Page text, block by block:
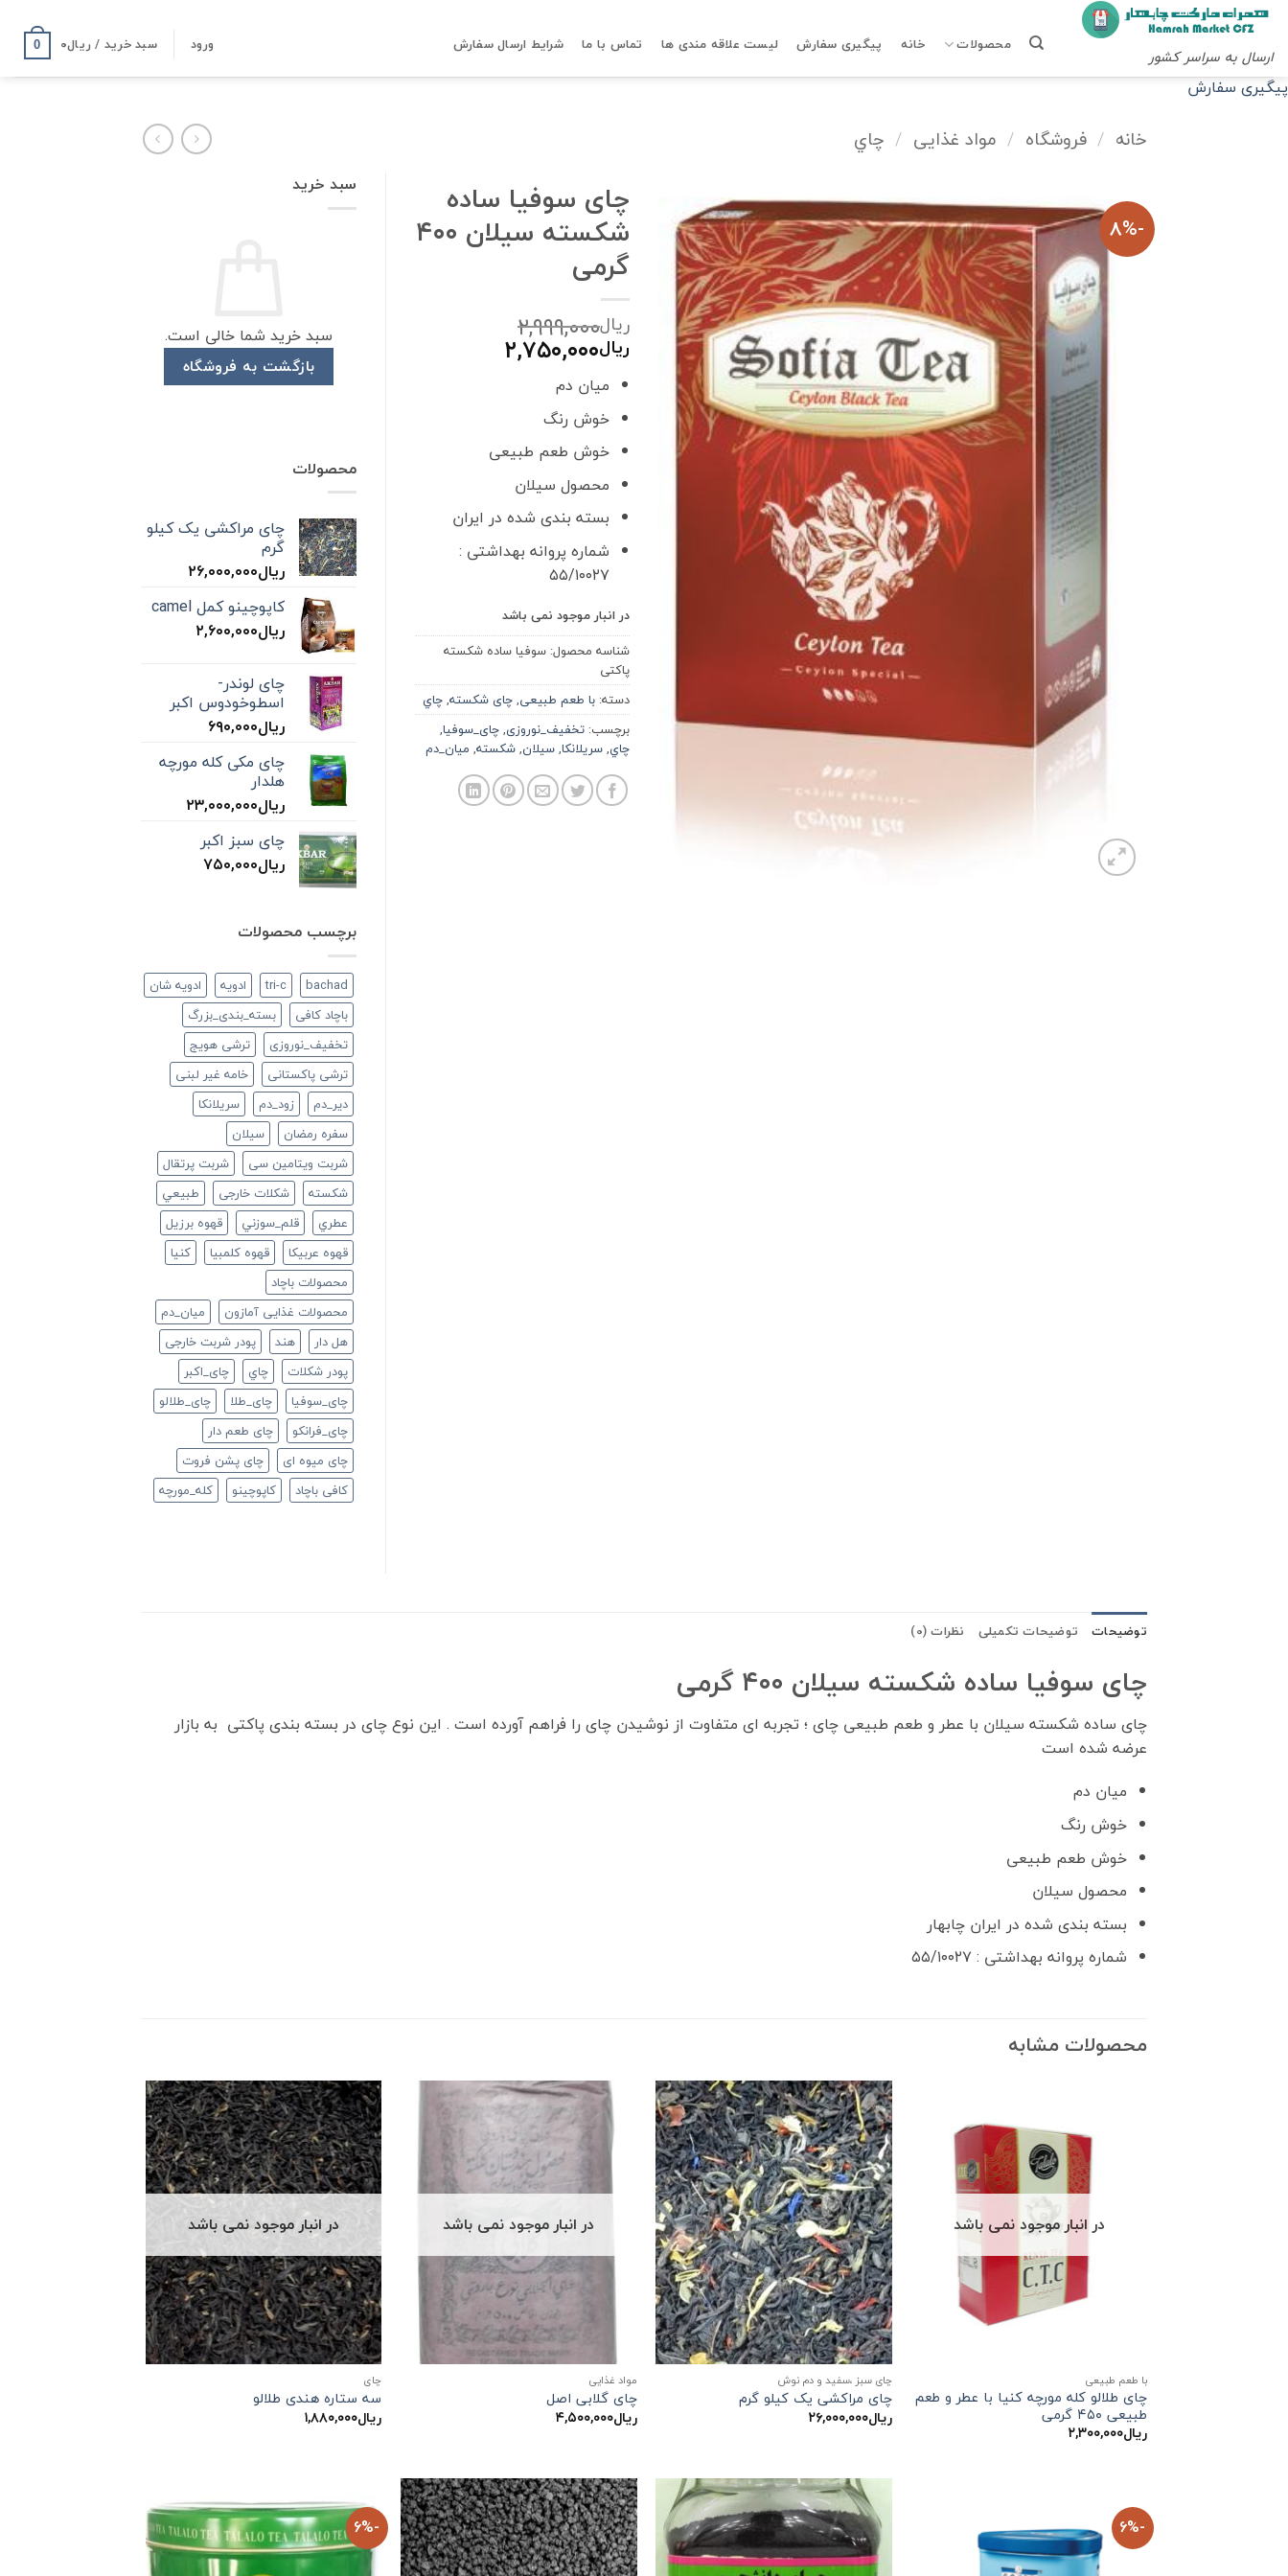
Skip
content
ارسال به سراسر کشور
محصولات خانه پیگیری سفارش لیست علاقه مندی ها تماس با ما شرایط ارسال سفارش ورود سبد خرید / ریال۰ 0
پیگیری سفارش
خانه / فروشگاه / مواد غذایی / چاي
-8%
چای سوفیا ساده
شکسته سیلان ۴۰۰
گرمی
ریال۲,۹۹۹,۰۰۰
قیمت
اصلی:
ریال۲,۹۹۹,۰۰۰
بود.
ریال۲,۷۵۰,۰۰۰
میان دم
خوش رنگ
خوش طعم طبیعی
محصول سیلان
بسته بندی شده در ایران
شماره پروانه بهداشتی :
۵۵/۱۰۰۲۷
در انبار موجود نمی باشد
شناسه محصول: سوفيا ساده شكسته
پاکتی
دسته: با طعم طبیعی,چای شکسته,چاي
برچسب: تخفیف_نوروزی,چای_سوفیا,
چاي,سريلانكا,سيلان,شكسته, ميان_دم
سبد خرید
سبد خرید شما خالی است.
بازگشت به فروشگاه
محصولات
چای مراکشی یک کیلو
گرم
ریال۲۶,۰۰۰,۰۰۰
کاپوچینو کمل camel
ریال۲,۶۰۰,۰۰۰
چای لوندر-
اسطوخودوس اکبر
ریال۶۹۰,۰۰۰
چای مکی کله مورچه
هلدار
ریال۲۳,۰۰۰,۰۰۰
چای سبز اکبر
ریال۷۵۰,۰۰۰
برچسب محصولات
bachad
tri-c ادویه
ادویه شان
باچاد کافی
بسته_بندی_بزرگ
تخفیف_نوروزی
ترشی هویج
ترشی پاکستانی
خامه غیر لبنی
دير_دم
زود_دم
سريلانكا
سفره رمضان
سيلان
شربت ویتامین سی
شربت پرتقال
شكسته
شکلات خارجی
طبيعي
عطري
قلم_سوزني
قهوه برزیل
قهوه عربیکا
قهوه کلمبیا
كنيا
محصولات باچاد
محصولات غذایی آمازون
ميان_دم
هل دار
هند
پودر شربت خارجی
پودر شکلات
چاي
چای_اکبر
چای_سوفیا
چای_طلا
چای_طلالو
چای_فرانكو
چای طعم دار
چای میوه ای
چای پشن فروت
کافی باچاد
کاپوچینو کله_مورچه
توضیحات توضیحات تکمیلی نظرات (0)
چای سوفیا ساده شکسته سیلان ۴۰۰ گرمی
چای ساده شکسته سیلان با عطر و طعم طبیعی چای ؛ تجربه ای متفاوت از نوشیدن چای را فراهم آورده است . این نوع چای در بسته بندی پاکتی به بازار
عرضه شده است
میان دم
خوش رنگ
خوش طعم طبیعی
محصول سیلان
بسته بندی شده در ایران چابهار
شماره پروانه بهداشتی : ۵۵/۱۰۰۲۷
محصولات مشابه
در انبار موجود نمی باشد
با طعم طبیعی
چای طلالو کله مورچه کنیا با عطر و طعم
طبیعی ۴۵۰ گرمی
ریال۲,۳۰۰,۰۰۰
چای سبز ،سفید و دم نوش
چای مراکشی یک کیلو گرم
ریال۲۶,۰۰۰,۰۰۰
در انبار موجود نمی باشد
مواد غذایی
چای گلابی اصل
ریال۴,۵۰۰,۰۰۰
در انبار موجود نمی باشد
چاي
سه ستاره هندی طلالو
ریال۱,۸۸۰,۰۰۰
-6%
-6%